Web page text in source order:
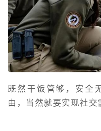
既然干饭管够，安全
由，当然就要实现社交